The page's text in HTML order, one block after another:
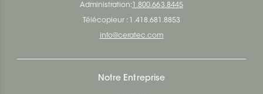
Administration: 1.800.663.8445
Télécopieur : 1.418.681.8853
info@ceratec.com
Notre Entreprise